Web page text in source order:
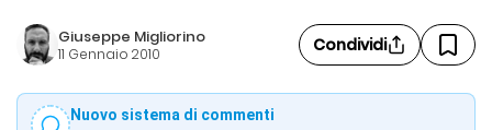
Giuseppe Migliorino
11 Gennaio 2010 Condividi
Nuovo sistema di commenti